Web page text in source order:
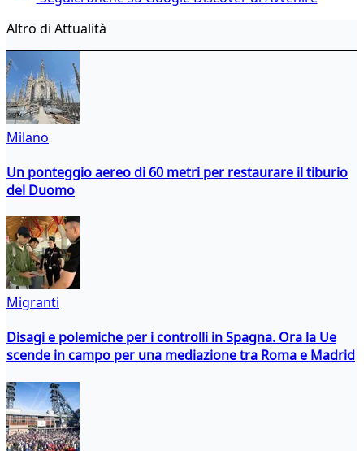
Altro di Attualità
Milano
Un ponteggio aereo di 60 metri per restaurare il tiburio
del Duomo
Migranti
Disagi e polemiche per i controlli in Spagna. Ora la Ue
scende in campo per una mediazione tra Roma e Madrid